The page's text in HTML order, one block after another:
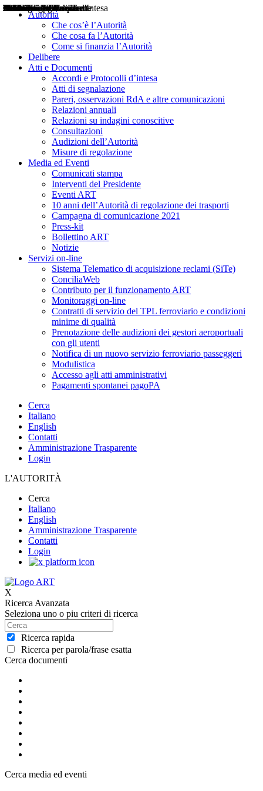
Autorità
Che cos’è l’Autorità
Che cosa fa l’Autorità
Come si finanzia l’Autorità
Delibere
Atti e Documenti
Accordi e Protocolli d’intesa
Atti di segnalazione
Pareri, osservazioni RdA e altre comunicazioni
Relazioni annuali
Relazioni su indagini conoscitive
Consultazioni
Audizioni dell’Autorità
Misure di regolazione
Media ed Eventi
Comunicati stampa
Interventi del Presidente
Eventi ART
10 anni dell’Autorità di regolazione dei trasporti
Campagna di comunicazione 2021
Press-kit
Bollettino ART
Notizie
Servizi on-line
Sistema Telematico di acquisizione reclami (SiTe)
ConciliaWeb
Contributo per il funzionamento ART
Monitoraggi on-line
Contratti di servizio del TPL ferroviario e condizioni
minime di qualità
Prenotazione delle audizioni dei gestori aeroportuali
con gli utenti
Notifica di un nuovo servizio ferroviario passeggeri
Modulistica
Accesso agli atti amministrativi
Pagamenti spontanei pagoPA
Cerca
Italiano
English
Contatti
Amministrazione Trasparente
Login
L'AUTORITÀ
Cerca
Italiano
English
Amministrazione Trasparente
Contatti
Login
X
Ricerca Avanzata
Seleziona uno o piu criteri di ricerca
Ricerca rapida
Ricerca per parola/frase esatta
Cerca documenti
Delibere
Pareri
Consultazioni
Audizioni
Atti di Segnalazione
Accordi e Protocolli d'Intesa
Relazioni annuali
Misure di regolazione
Cerca media ed eventi
Notizie
Comunicati Stampa
Bollettini ART
Convegni ART
Interviste del Presidente
Articoli in primo piano
Interventi del Presidente
2004
2005
2010
2013
2014
2015
2016
2017
2018
2019
202
2020
2021
2022
2023
2024
2025
2026
Aereo
Marittimo
Terrestre